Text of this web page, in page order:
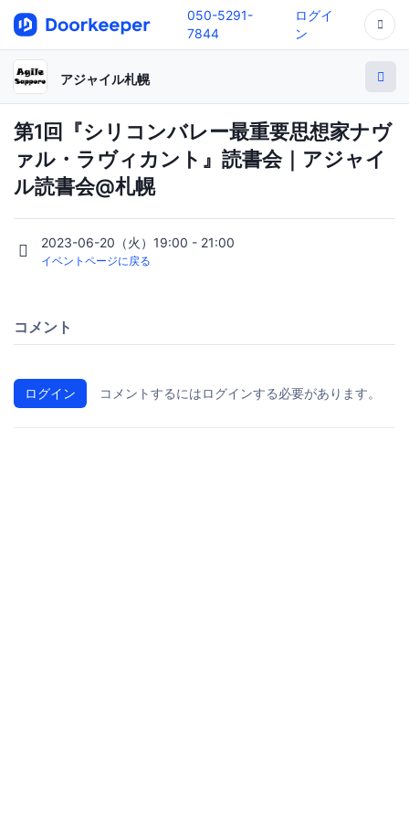
050-5291-
7844
ログイ
ン
アジャイル札幌
第1回『シリコンバレー最重要思想家ナヴ
ァル・ラヴィカント』読書会｜アジャイ
ル読書会@札幌
2023-06-20（火）19:00 - 21:00
イベントページに戻る
コメント
ログイン コメントするにはログインする必要があります。